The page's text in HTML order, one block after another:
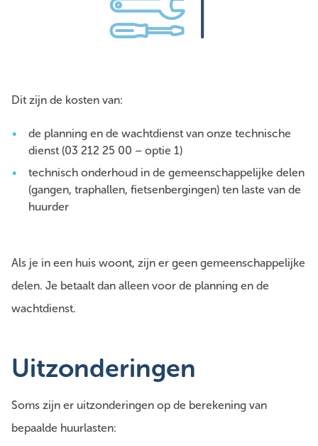
Dit zijn de kosten van:
de planning en de wachtdienst van onze technische
dienst (03 212 25 00 – optie 1)
technisch onderhoud in de gemeenschappelijke delen
(gangen, traphallen, fietsenbergingen) ten laste van de
huurder
Als je in een huis woont, zijn er geen gemeenschappelijke
delen. Je betaalt dan alleen voor de planning en de
wachtdienst.
Uitzonderingen
Soms zijn er uitzonderingen op de berekening van
bepaalde huurlasten: